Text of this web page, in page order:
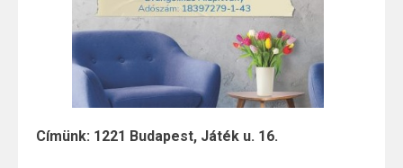
Címünk: 1221 Budapest, Játék u. 16.